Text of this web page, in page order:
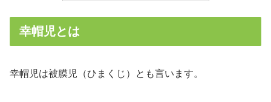
幸帽児とは
幸帽児は被膜児（ひまくじ）とも言います。